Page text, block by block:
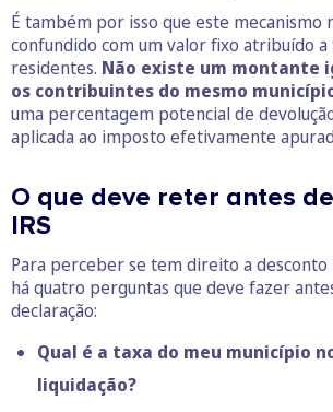
É também por isso que este mecanismo
confundido com um valor fixo atribuído a
residentes. Não existe um montante
os contribuintes do mesmo
uma percentagem potencial de
aplicada ao imposto efetivamente
O que deve reter antes
IRS
Para perceber se tem direito a desconto
há quatro perguntas que deve fazer
declaração:
Qual é a taxa do meu município
liquidação?